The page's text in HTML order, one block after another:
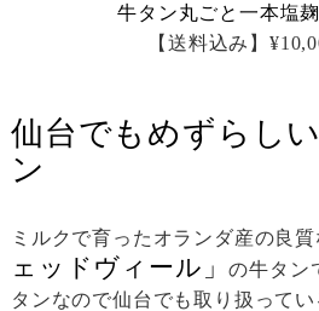
牛タン丸ごと一本塩
【送料込み】
仙台でもめずらし
ン
ミルクで育ったオランダ産の良
ェッドヴィール」の牛タン
タンなので仙台でも取り扱って